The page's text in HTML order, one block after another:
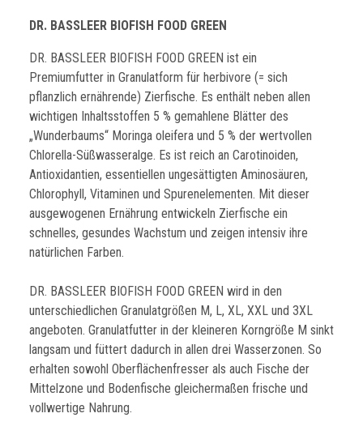
DR. BASSLEER BIOFISH FOOD GREEN
DR. BASSLEER BIOFISH FOOD GREEN ist ein
Premiumfutter in Granulatform für herbivore (= sich
pflanzlich ernährende) Zierfische. Es enthält neben allen
wichtigen Inhaltsstoffen 5 % gemahlene Blätter des
„Wunderbaums“ Moringa oleifera und 5 % der wertvollen
Chlorella-Süßwasseralge. Es ist reich an Carotinoiden,
Antioxidantien, essentiellen ungesättigten Aminosäuren,
Chlorophyll, Vitaminen und Spurenelementen. Mit dieser
ausgewogenen Ernährung entwickeln Zierfische ein
schnelles, gesundes Wachstum und zeigen intensiv ihre
natürlichen Farben.
DR. BASSLEER BIOFISH FOOD GREEN wird in den
unterschiedlichen Granulatgrößen M, L, XL, XXL und 3XL
angeboten. Granulatfutter in der kleineren Korngröße M sinkt
langsam und füttert dadurch in allen drei Wasserzonen. So
erhalten sowohl Oberflächenfresser als auch Fische der
Mittelzone und Bodenfische gleichermaßen frische und
vollwertige Nahrung.